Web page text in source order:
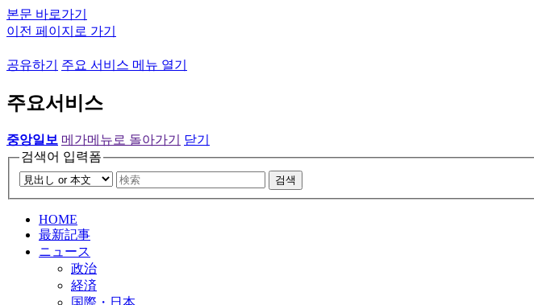
본문 바로가기
이전 페이지로 가기
공유하기 주요 서비스 메뉴 열기
주요서비스
중앙일보 메가메뉴로 돌아가기
닫기
검색어 입력폼
검색
HOME
最新記事
ニュース
政治
経済
国際・日本